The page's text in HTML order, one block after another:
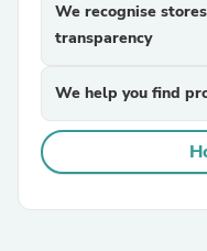
We recognise
transparency
We help you find